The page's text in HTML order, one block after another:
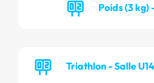
Poids (3 kg)
Triathlon - Salle